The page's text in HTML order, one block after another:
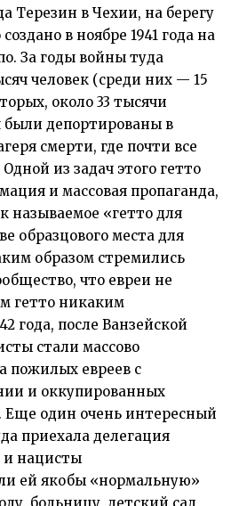
Терезин в Чехии, на берегу
в ноябре 1941 года на
За годы войны туда
человек (среди них — 15
около 33 тысячи
были депортированы в
смерти, где почти все
из задач этого гетто
и массовая пропаганда,
называемое «гетто для
образцового места для
образом стремились
что евреи не
гетто никаким
года, после Ванзейской
стали массово
пожилых евреев с
и оккупированных
Еще один очень интересный
приехала делегация
и нацисты
ей якобы «нормальную»